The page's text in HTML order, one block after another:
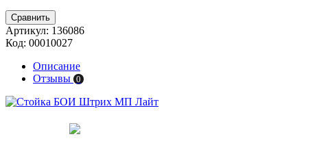
Сравнить
Артикул: 136086
Код: 00010027
Описание
Отзывы 0